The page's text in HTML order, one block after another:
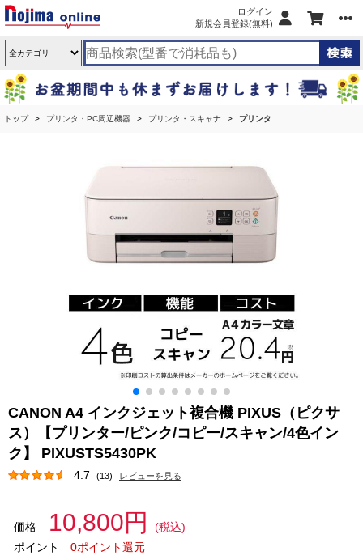
ログイン
新規会員登録(無料)
トップ プリンタ・PC周辺機器 プリンタ・スキャナ プリンタ
CANON A4 インクジェット複合機 PIXUS（ピクサ
ス）【プリンター/ピンク/コピー/スキャン/4色イン
ク】 PIXUSTS5430PK
4.7 (13) レビューを見る
価格 10,800円
(税込)
ポイント
0ポイント還元